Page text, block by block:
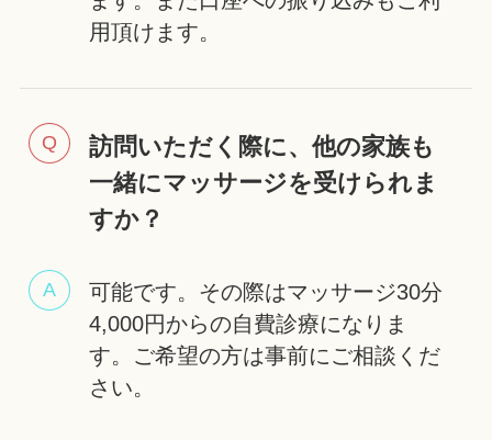
用頂けます。
訪問いただく際に、他の家族も
一緒にマッサージを受けられま
すか？
可能です。その際はマッサージ30分
4,000円からの自費診療になりま
す。ご希望の方は事前にご相談くだ
さい。